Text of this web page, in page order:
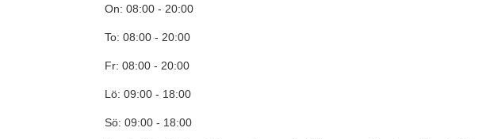
On: 08:00 - 20:00
To: 08:00 - 20:00
Fr: 08:00 - 20:00
Lö: 09:00 - 18:00
Sö: 09:00 - 18:00